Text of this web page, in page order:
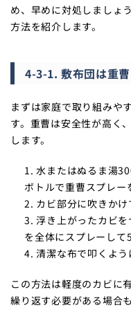
め、早めに対処しましょ
方法を紹介します。
4-3-1. 敷布団は重
まずは家庭で取り組みや
す。重曹は安全性が高く
します。
水またはぬるま湯
ボトルで重曹スプレー
カビ部分に吹きかけ
浮き上がったカビ
を全体にスプレーして
清潔な布で叩くよ
この方法は軽度のカビに
繰り返す必要がある場合